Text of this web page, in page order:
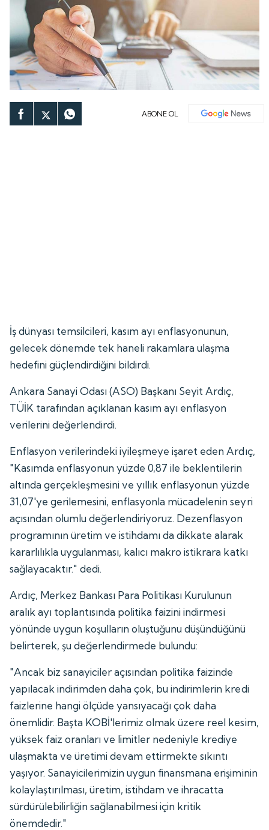
ABONE OL
İş dünyası temsilcileri, kasım ayı enflasyonunun,
gelecek dönemde tek haneli rakamlara ulaşma
hedefini güçlendirdiğini bildirdi.
Ankara Sanayi Odası (ASO) Başkanı Seyit Ardıç,
TÜİK tarafından açıklanan kasım ayı enflasyon
verilerini değerlendirdi.
Enflasyon verilerindeki iyileşmeye işaret eden Ardıç,
"Kasımda enflasyonun yüzde 0,87 ile beklentilerin
altında gerçekleşmesini ve yıllık enflasyonun yüzde
31,07'ye gerilemesini, enflasyonla mücadelenin seyri
açısından olumlu değerlendiriyoruz. Dezenflasyon
programının üretim ve istihdamı da dikkate alarak
kararlılıkla uygulanması, kalıcı makro istikrara katkı
sağlayacaktır." dedi.
Ardıç, Merkez Bankası Para Politikası Kurulunun
aralık ayı toplantısında politika faizini indirmesi
yönünde uygun koşulların oluştuğunu düşündüğünü
belirterek, şu değerlendirmede bulundu:
"Ancak biz sanayiciler açısından politika faizinde
yapılacak indirimden daha çok, bu indirimlerin kredi
faizlerine hangi ölçüde yansıyacağı çok daha
önemlidir. Başta KOBİ'lerimiz olmak üzere reel kesim,
yüksek faiz oranları ve limitler nedeniyle krediye
ulaşmakta ve üretimi devam ettirmekte sıkıntı
yaşıyor. Sanayicilerimizin uygun finansmana erişiminin
kolaylaştırılması, üretim, istihdam ve ihracatta
sürdürülebilirliğin sağlanabilmesi için kritik
önemdedir."